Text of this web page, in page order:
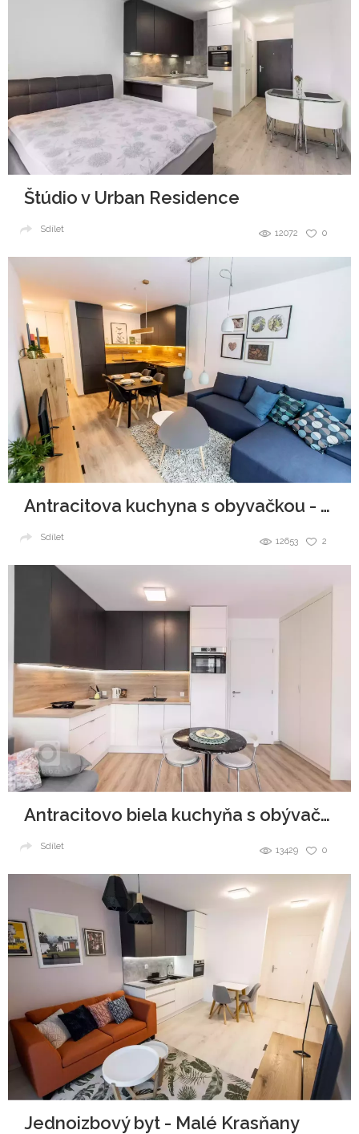
Štúdio v Urban Residence
0
12072
Sdílet
Antracitova kuchyna s obyvačkou - Malé Krasňany
2
12653
Sdílet
Antracitovo biela kuchyňa s obývačkou
0
13429
Sdílet
Jednoizbový byt - Malé Krasňany